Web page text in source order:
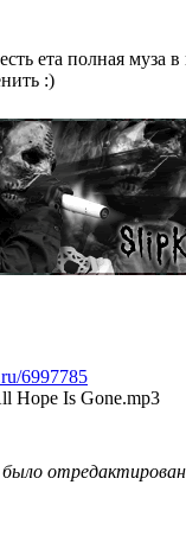
ета полная муза
:)
6997785
Hope Is Gone.mp3